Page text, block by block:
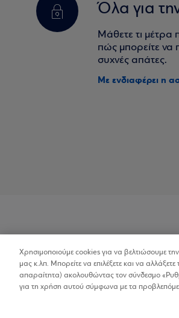
Όλα για
Μάθετε τι μέτρα
πώς μπορείτε να
συχνές απάτες.
Με ενδιαφέρει η
Προσβασιμότητα
Χρησιμοποιούμε cookies για να βελτιώσουμε
μας κ.λπ. Μπορείτε να επιλέξετε και να
απαραίτητα) ακολουθώντας τον σύνδεσμο
για τη χρήση αυτού σύμφωνα με τα